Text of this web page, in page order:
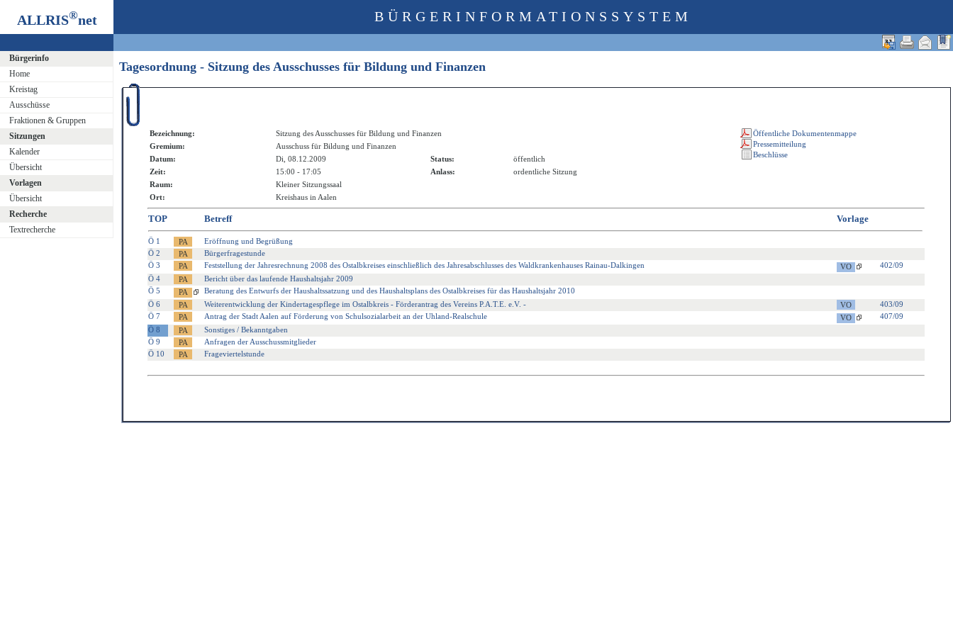
ALLRIS®net
Bürgerinfo
Home
Kreistag
Ausschüsse
Fraktionen & Gruppen
Sitzungen
Kalender
Übersicht
Vorlagen
Übersicht
Recherche
Textrecherche
BÜRGERINFORMATIONSSYSTEM
Tagesordnung - Sitzung des Ausschusses für Bildung und Finanzen
Bezeichnung:
Sitzung des Ausschusses für Bildung und Finanzen
Gremium:
Ausschuss für Bildung und Finanzen
Datum:
Di, 08.12.2009 Status:
öffentlich
Zeit:
15:00 - 17:05 Anlass:
ordentliche Sitzung
Raum:
Kleiner Sitzungssaal
Ort:
Kreishaus in Aalen
TOP Betreff Vorlage
Ö 1
Eröffnung und Begrüßung
Ö 2
Bürgerfragestunde
Ö 3
Feststellung der Jahresrechnung 2008 des Ostalbkreises einschließlich des Jahresabschlusses des Waldkrankenhauses Rainau-Dalkingen
402/09
Ö 4
Bericht über das laufende Haushaltsjahr 2009
Ö 5
Beratung des Entwurfs der Haushaltssatzung und des Haushaltsplans des Ostalbkreises für das Haushaltsjahr 2010
Ö 6
Weiterentwicklung der Kindertagespflege im Ostalbkreis - Förderantrag des Vereins P.A.T.E. e.V. -
403/09
Ö 7
Antrag der Stadt Aalen auf Förderung von Schulsozialarbeit an der Uhland-Realschule
407/09
Ö 8
Sonstiges / Bekanntgaben
Ö 9
Anfragen der Ausschussmitglieder
Ö 10
Frageviertelstunde